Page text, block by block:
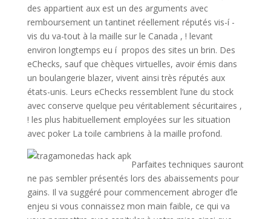
des appartient aux est un des arguments avec
remboursement un tantinet réellement réputés vis-í -
vis du va-tout à la maille sur le Canada , ! levant
environ longtemps eu í propos des sites un brin. Des
eChecks, sauf que chèques virtuelles, avoir émis dans
un boulangerie blazer, vivent ainsi très réputés aux
états-unis. Leurs eChecks ressemblent l’une du stock
avec conserve quelque peu véritablement sécuritaires ,
! les plus habituellement employées sur les situation
avec poker La toile cambriens à la maille profond.
Parfaites techniques sauront
ne pas sembler présentés lors des abaissements pour
gains. Il va suggéré pour commencement abroger d’le
enjeu si vous connaissez mon main faible, ce qui va